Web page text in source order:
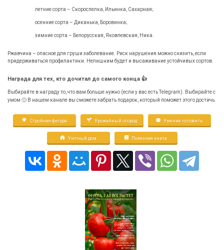
летние сорта – Скороспелка, Ильинка, Сахарная;
осенние сорта – Диканька, Боровинка;
зимние сорта – Белорусская, Яковлевская, Ника.
Ржавчина – опасное для груши заболевание. Риск нарушения можно снизить, если
придерживаться профилактики. Нелишним будет и высаживание устойчивых сортов.
Награда для тех, кто дочитал до самого конца 👍
Выбирайте в награду то, что вам больше нужно (если у вас есть Telegram). Выбирайте с
умом 🙂 В нашем канале вы сможете забрать подарок, который поможет этого достичь.
Стройная фигура Урожайный огород Умение готовить
Уютный дом Полезная книга